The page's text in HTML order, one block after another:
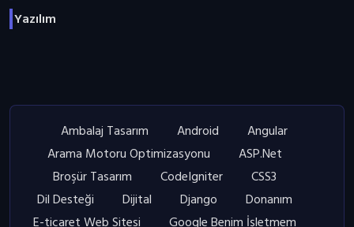
Yazılım
Ambalaj Tasarım Android
Angular
Arama Motoru Optimizasyonu
ASP.Net
Broşür Tasarım
CodeIgniter
CSS3
Dil Desteği
Dijital Django
Donanım
E-ticaret Web Sitesi
Google Benim İşletmem